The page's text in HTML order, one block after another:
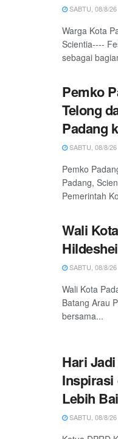
SABTU, 08/8/
Warga Kota
Scientia----
sebagai
Pemko
Telong
Padang
SABTU, 08/8/
Pemko
Padang,
Pemerintah
Wali
SABTU, 08/8/
Wali Kota
Batang Arau
bersama...
Hari
Inspirasi
Lebih
SABTU, 08/8/